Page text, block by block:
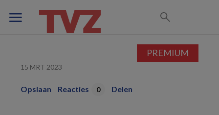
15 MRT 2023
Opslaan Reacties 0 Delen
PREMIUM